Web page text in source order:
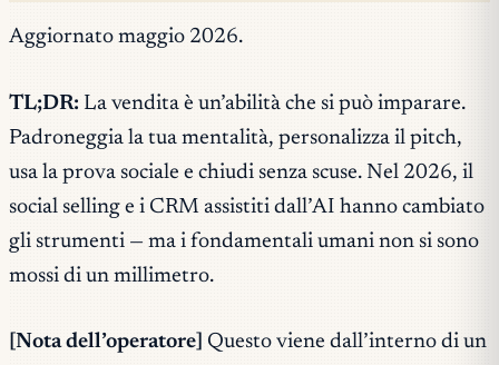
Aggiornato maggio 2026.
TL;DR: La vendita è un’abilità che si può imparare.
Padroneggia la tua mentalità, personalizza il pitch,
usa la prova sociale e chiudi senza scuse. Nel 2026, il
social selling e i CRM assistiti dall’AI hanno cambiato
gli strumenti — ma i fondamentali umani non si sono
mossi di un millimetro.
[Nota dell’operatore] Questo viene dall’interno di un